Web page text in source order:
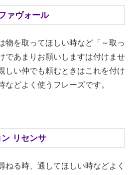
ァヴォール
物を取ってほしい時など「～取っ
であまりお願いしますは付けませ
しい仲でも頼むときはこれを付け
などよく使うフレーズです。
リセンサ
ねる時、通してほしい時などよく